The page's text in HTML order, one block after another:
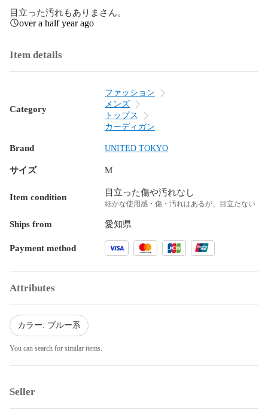
目立った汚れもありまさん。
over a half year ago
Item details
Category
ファッション
メンズ
トップス
カーディガン
Brand UNITED TOKYO
サイズ M
Item condition 目立った傷や汚れなし
細かな使用感・傷・汚れはあるが、目立たない
Ships from 愛知県
Payment method
Attributes
カラー: ブルー系
You can search for similar items.
Seller